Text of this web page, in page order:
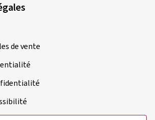
de vente